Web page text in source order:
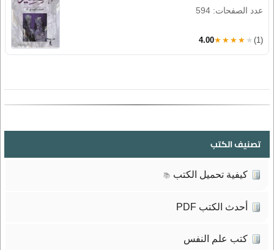
عدد الصفحات: 594
4.00★★★★★ (1)
تصنيف الكتب
كيفية تحميل الكتب 📚
أحدث الكتب PDF
كتب علم النفس